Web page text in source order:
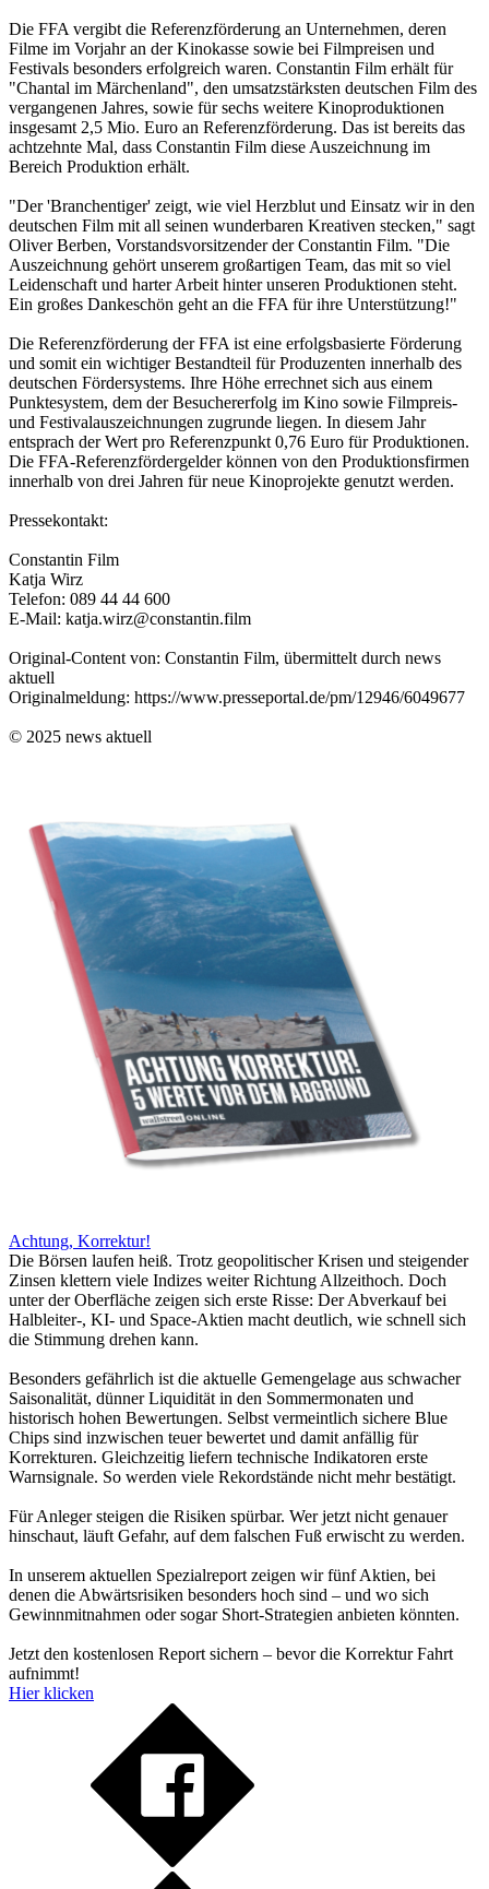
Die FFA vergibt die Referenzförderung an Unternehmen, deren
Filme im Vorjahr an der Kinokasse sowie bei Filmpreisen und
Festivals besonders erfolgreich waren. Constantin Film erhält für
"Chantal im Märchenland", den umsatzstärksten deutschen Film des
vergangenen Jahres, sowie für sechs weitere Kinoproduktionen
insgesamt 2,5 Mio. Euro an Referenzförderung. Das ist bereits das
achtzehnte Mal, dass Constantin Film diese Auszeichnung im
Bereich Produktion erhält.
"Der 'Branchentiger' zeigt, wie viel Herzblut und Einsatz wir in den
deutschen Film mit all seinen wunderbaren Kreativen stecken," sagt
Oliver Berben, Vorstandsvorsitzender der Constantin Film. "Die
Auszeichnung gehört unserem großartigen Team, das mit so viel
Leidenschaft und harter Arbeit hinter unseren Produktionen steht.
Ein großes Dankeschön geht an die FFA für ihre Unterstützung!"
Die Referenzförderung der FFA ist eine erfolgsbasierte Förderung
und somit ein wichtiger Bestandteil für Produzenten innerhalb des
deutschen Fördersystems. Ihre Höhe errechnet sich aus einem
Punktesystem, dem der Besuchererfolg im Kino sowie Filmpreis-
und Festivalauszeichnungen zugrunde liegen. In diesem Jahr
entsprach der Wert pro Referenzpunkt 0,76 Euro für Produktionen.
Die FFA-Referenzfördergelder können von den Produktionsfirmen
innerhalb von drei Jahren für neue Kinoprojekte genutzt werden.
Pressekontakt:
Constantin Film
Katja Wirz
Telefon: 089 44 44 600
E-Mail: katja.wirz@constantin.film
Original-Content von: Constantin Film, übermittelt durch news
aktuell
Originalmeldung: https://www.presseportal.de/pm/12946/6049677
© 2025 news aktuell
Achtung, Korrektur!
Die Börsen laufen heiß. Trotz geopolitischer Krisen und steigender
Zinsen klettern viele Indizes weiter Richtung Allzeithoch. Doch
unter der Oberfläche zeigen sich erste Risse: Der Abverkauf bei
Halbleiter-, KI- und Space-Aktien macht deutlich, wie schnell sich
die Stimmung drehen kann.
Besonders gefährlich ist die aktuelle Gemengelage aus schwacher
Saisonalität, dünner Liquidität in den Sommermonaten und
historisch hohen Bewertungen. Selbst vermeintlich sichere Blue
Chips sind inzwischen teuer bewertet und damit anfällig für
Korrekturen. Gleichzeitig liefern technische Indikatoren erste
Warnsignale. So werden viele Rekordstände nicht mehr bestätigt.
Für Anleger steigen die Risiken spürbar. Wer jetzt nicht genauer
hinschaut, läuft Gefahr, auf dem falschen Fuß erwischt zu werden.
In unserem aktuellen Spezialreport zeigen wir fünf Aktien, bei
denen die Abwärtsrisiken besonders hoch sind – und wo sich
Gewinnmitnahmen oder sogar Short-Strategien anbieten könnten.
Jetzt den kostenlosen Report sichern – bevor die Korrektur Fahrt
aufnimmt!
Hier klicken